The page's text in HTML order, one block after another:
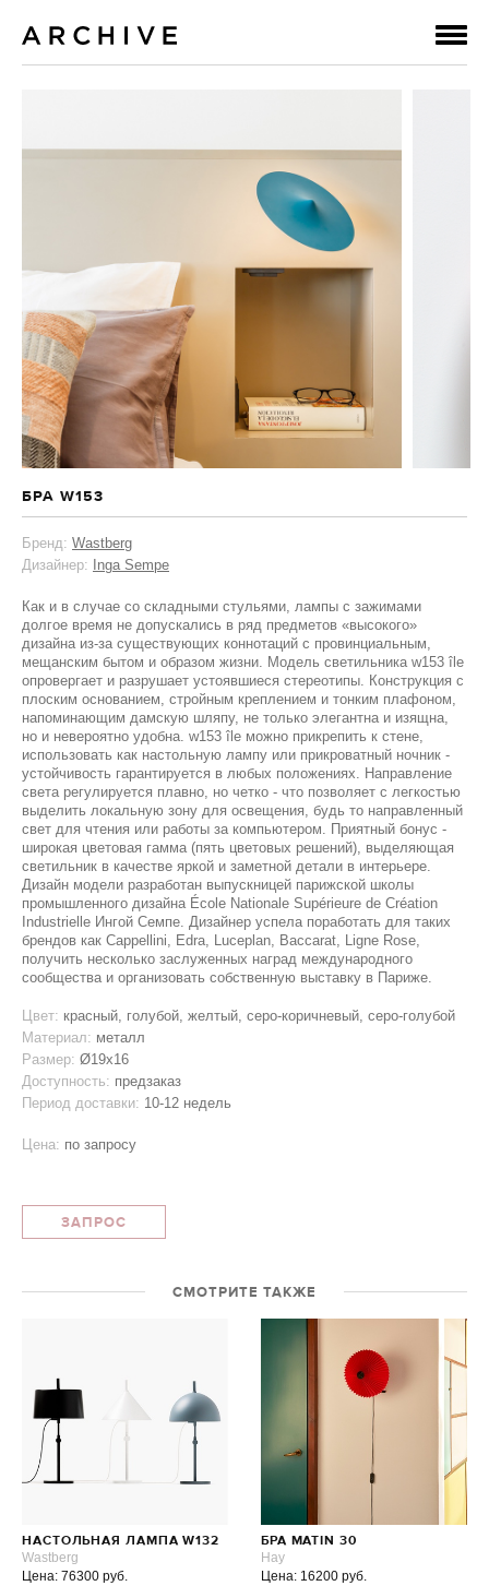
БРА W153
Бренд: Wastberg
Дизайнер:
Inga Sempe
Как и в случае со складными стульями, лампы с зажимами
долгое время не допускались в ряд предметов «высокого»
дизайна из-за существующих коннотаций с провинциальным,
мещанским бытом и образом жизни. Модель светильника w153 île
опровергает и разрушает устоявшиеся стереотипы. Конструкция с
плоским основанием, стройным креплением и тонким плафоном,
напоминающим дамскую шляпу, не только элегантна и изящна,
но и невероятно удобна. w153 île можно прикрепить к стене,
использовать как настольную лампу или прикроватный ночник -
устойчивость гарантируется в любых положениях. Направление
света регулируется плавно, но четко - что позволяет с легкостью
выделить локальную зону для освещения, будь то направленный
свет для чтения или работы за компьютером. Приятный бонус -
широкая цветовая гамма (пять цветовых решений), выделяющая
светильник в качестве яркой и заметной детали в интерьере.
Дизайн модели разработан выпускницей парижской школы
промышленного дизайна École Nationale Supérieure de Création
Industrielle Ингой Семпе. Дизайнер успела поработать для таких
брендов как Cappellini, Edra, Luceplan, Baccarat, Ligne Rose,
получить несколько заслуженных наград международного
сообщества и организовать собственную выставку в Париже.
Цвет: красный, голубой, желтый, серо-коричневый, серо-голубой
Материал: металл
Размер: Ø19x16
Доступность: предзаказ
Период доставки: 10-12 недель
Цена: по запросу
ЗАПРОС
СМОТРИТЕ ТАКЖЕ
НАСТОЛЬНАЯ ЛАМПА W132
Wastberg
Цена: 76300 руб.
БРА MATIN 30
Hay
Цена: 16200 руб.